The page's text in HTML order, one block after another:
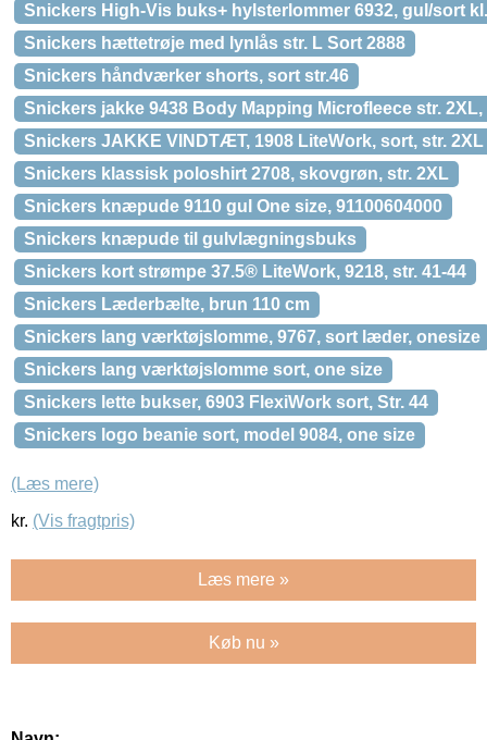
Snickers High-Vis buks+ hylsterlommer 6932, gul/sort
Snickers hættetrøje med lynlås str. L Sort 2888
Snickers håndværker shorts, sort str.46
Snickers jakke 9438 Body Mapping Microfleece str.
Snickers JAKKE VINDTÆT, 1908 LiteWork, sort, str. 2XL
Snickers klassisk poloshirt 2708, skovgrøn, str. 2XL
Snickers knæpude 9110 gul One size, 91100604000
Snickers knæpude til gulvlægningsbuks
Snickers kort strømpe 37.5® LiteWork, 9218, str. 41-44
Snickers Læderbælte, brun 110 cm
Snickers lang værktøjslomme, 9767, sort læder, onesize
Snickers lang værktøjslomme sort, one size
Snickers lette bukser, 6903 FlexiWork sort, Str. 44
Snickers logo beanie sort, model 9084, one size
(Læs mere)
kr. (Vis fragtpris)
Læs mere »
Køb nu »